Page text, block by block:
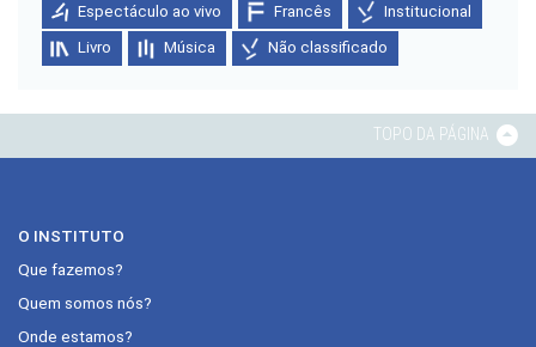
Espectáculo ao vivo Francês Institucional
Livro Música Não classificado
TOPO DA PÁGINA
O INSTITUTO
Que fazemos?
Quem somos nós?
Onde estamos?